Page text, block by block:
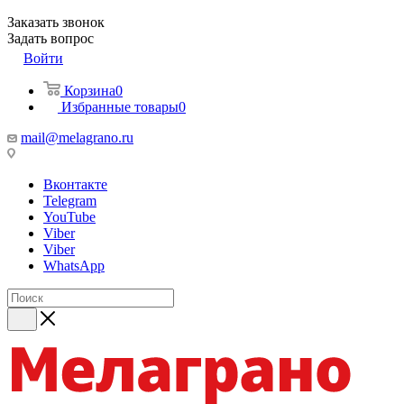
Заказать звонок
Задать вопрос
Войти
Корзина0
Избранные товары0
mail@melagrano.ru
Вконтакте
Telegram
YouTube
Viber
Viber
WhatsApp